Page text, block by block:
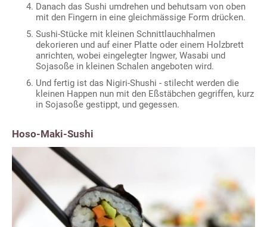
Danach das Sushi umdrehen und behutsam von oben
mit den Fingern in eine gleichmässige Form drücken.
Sushi-Stücke mit kleinen Schnittlauchhalmen
dekorieren und auf einer Platte oder einem Holzbrett
anrichten, wobei eingelegter Ingwer, Wasabi und
Sojasoße in kleinen Schalen angeboten wird.
Und fertig ist das Nigiri-Shushi - stilecht werden die
kleinen Happen nun mit den Eßstäbchen gegriffen, kurz
in Sojasoße gestippt, und gegessen.
Hoso-Maki-Sushi